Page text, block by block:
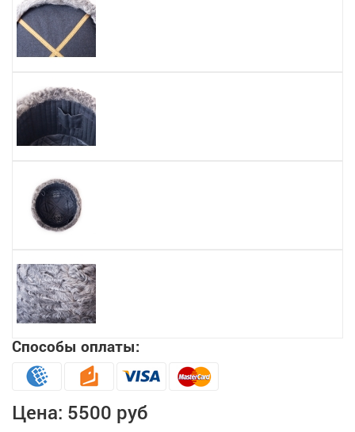
Способы оплаты:
Цена: 5500 руб